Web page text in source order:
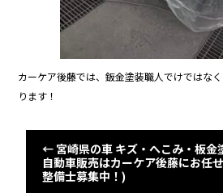
カーケア後藤では、鈑金塗装職人でけではな
ります！
← 宮崎県の車 キズ・へこみ・板金
自動車販売はカーケア後藤にお任
整備士募集中！)